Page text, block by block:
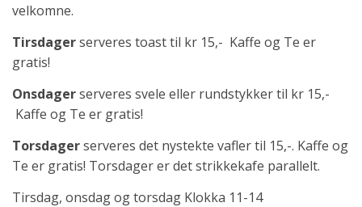
velkomne.
Tirsdagerserveres toast til kr 15,- Kaffe og Te er
gratis!
Onsdagerserveres svele eller rundstykker til kr 15,-
Kaffe og Te er gratis!
Torsdagerserveres det nystekte vafler til 15,-. Kaffe og
Te er gratis! Torsdager er det strikkekafe parallelt.
Tirsdag, onsdag og torsdag Klokka 11-14